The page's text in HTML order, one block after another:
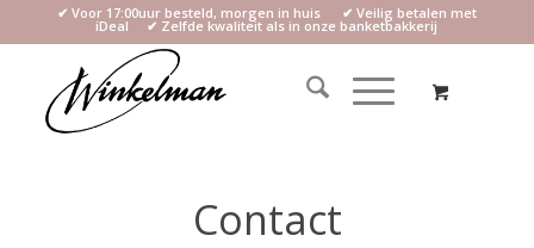
✔ Voor 17:00uur besteld, morgen in huis ✔ Veilig betalen met
iDeal ✔ Zelfde kwaliteit als in onze banketbakkerij
Contact